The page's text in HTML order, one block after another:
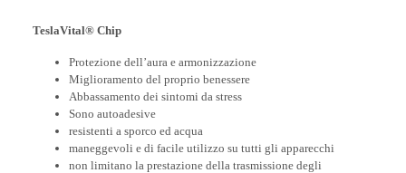
TeslaVital® Chip
Protezione dell’aura e armonizzazione
Miglioramento del proprio benessere
Abbassamento dei sintomi da stress
Sono autoadesive
resistenti a sporco ed acqua
maneggevoli e di facile utilizzo su tutti gli apparecchi
non limitano la prestazione della trasmissione degli